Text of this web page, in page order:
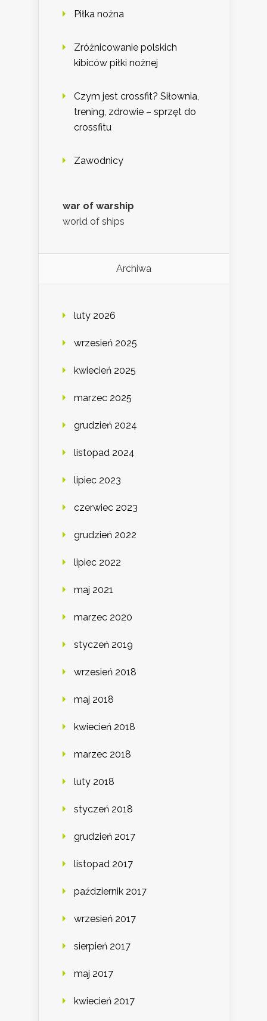
Piłka nożna
Zróżnicowanie polskich
kibiców piłki nożnej
Czym jest crossfit? Siłownia,
trening, zdrowie – sprzęt do
crossfitu
Zawodnicy
war of warship
world of ships
Archiwa
luty 2026
wrzesień 2025
kwiecień 2025
marzec 2025
grudzień 2024
listopad 2024
lipiec 2023
czerwiec 2023
grudzień 2022
lipiec 2022
maj 2021
marzec 2020
styczeń 2019
wrzesień 2018
maj 2018
kwiecień 2018
marzec 2018
luty 2018
styczeń 2018
grudzień 2017
listopad 2017
październik 2017
wrzesień 2017
sierpień 2017
maj 2017
kwiecień 2017